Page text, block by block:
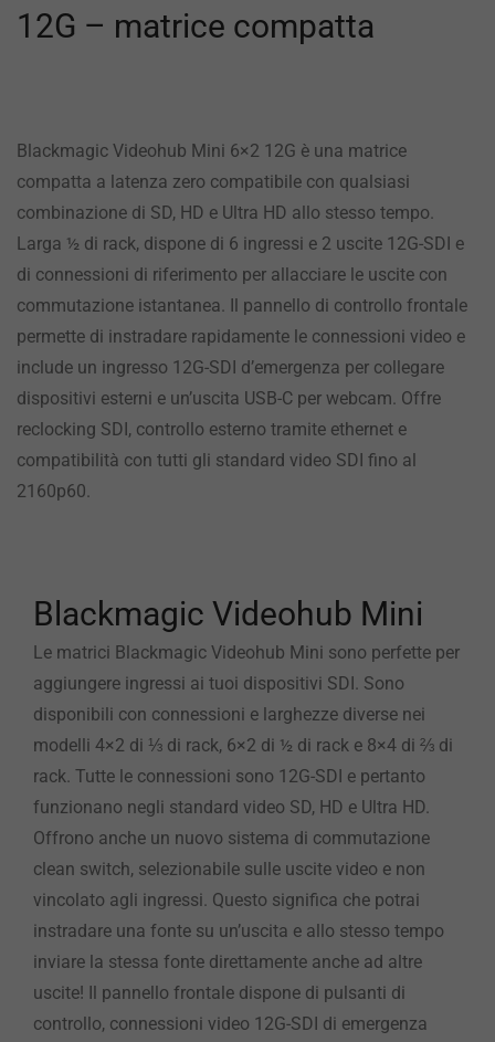
12G – matrice compatta
Blackmagic Videohub Mini 6×2 12G è una matrice
compatta a latenza zero compatibile con qualsiasi
combinazione di SD, HD e Ultra HD allo stesso tempo.
Larga ½ di rack, dispone di 6 ingressi e 2 uscite 12G-SDI e
di connessioni di riferimento per allacciare le uscite con
commutazione istantanea. Il pannello di controllo frontale
permette di instradare rapidamente le connessioni video e
include un ingresso 12G-SDI d’emergenza per collegare
dispositivi esterni e un’uscita USB-C per webcam. Offre
reclocking SDI, controllo esterno tramite ethernet e
compatibilità con tutti gli standard video SDI fino al
2160p60.
Blackmagic Videohub Mini
Le matrici Blackmagic Videohub Mini sono perfette per
aggiungere ingressi ai tuoi dispositivi SDI. Sono
disponibili con connessioni e larghezze diverse nei
modelli 4×2 di ⅓ di rack, 6×2 di ½ di rack e 8×4 di ⅔ di
rack. Tutte le connessioni sono 12G-SDI e pertanto
funzionano negli standard video SD, HD e Ultra HD.
Offrono anche un nuovo sistema di commutazione
clean switch, selezionabile sulle uscite video e non
vincolato agli ingressi. Questo significa che potrai
instradare una fonte su un’uscita e allo stesso tempo
inviare la stessa fonte direttamente anche ad altre
uscite! Il pannello frontale dispone di pulsanti di
controllo, connessioni video 12G-SDI di emergenza